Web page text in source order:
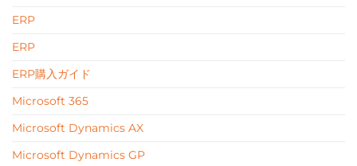
ERP
ERP
ERP購入ガイド
Microsoft 365
Microsoft Dynamics AX
Microsoft Dynamics GP